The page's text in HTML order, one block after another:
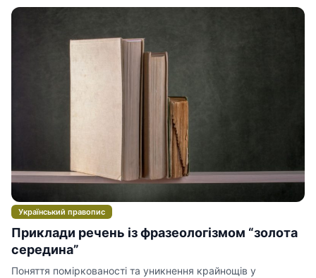
Український правопис
Приклади речень із фразеологізмом “золота
середина”
Поняття поміркованості та уникнення крайнощів у